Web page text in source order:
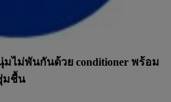
ไม่พันกันด้วย conditioner พร้อม
มชื้น